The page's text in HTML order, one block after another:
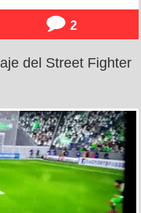
2
del Street Fighter